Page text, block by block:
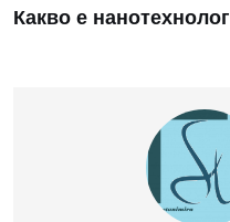
Какво е